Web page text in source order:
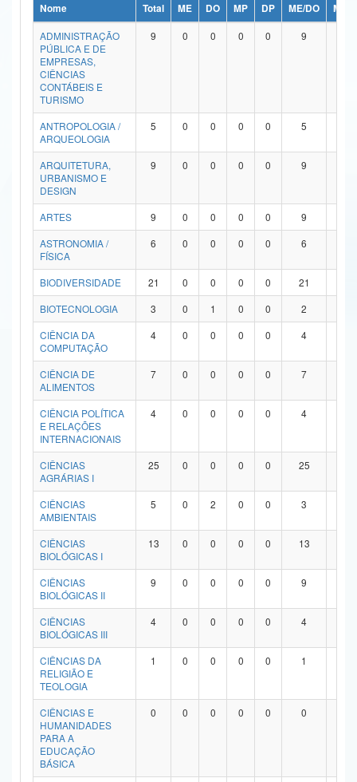
Ministério da Ciência, Tecnologia, Inovações e Comunicações
Ministério do Meio Ambiente
Ministério do Turismo
Ministério do Desenvolvimento Regional
Controladoria-Geral da União
Ministério da Mulher, da Família e dos Direitos Humanos
Secretaria de Governo
Advocacia-Geral da União
Banco Central do Brasil
Nome Total ME DO MP DP ME/DO
MP/
ADMINISTRAÇÃO
PÚBLICA E DE
EMPRESAS,
CIÊNCIAS
CONTÁBEIS E
TURISMO
9 0 0 0 0 9
ANTROPOLOGIA /
ARQUEOLOGIA
5 0 0 0 0 5
ARQUITETURA,
URBANISMO E
DESIGN
9 0 0 0 0 9
ARTES 9 0 0 0 0 9
ASTRONOMIA /
FÍSICA
6 0 0 0 0 6
BIODIVERSIDADE 21 0 0 0 0 21
BIOTECNOLOGIA
3 0 1 0 0 2
CIÊNCIA DA
COMPUTAÇÃO
4 0 0 0 0 4
CIÊNCIA DE
ALIMENTOS
7 0 0 0 0 7
CIÊNCIA POLÍTICA
E RELAÇÕES
INTERNACIONAIS
4 0 0 0 0 4
CIÊNCIAS
AGRÁRIAS I
25 0 0 0 0 25
CIÊNCIAS
AMBIENTAIS
5 0 2 0 0 3
CIÊNCIAS
BIOLÓGICAS I
13 0 0 0 0 13
CIÊNCIAS
BIOLÓGICAS II
9 0 0 0 0 9
CIÊNCIAS
BIOLÓGICAS III
4 0 0 0 0 4
CIÊNCIAS DA
RELIGIÃO E
TEOLOGIA
1 0 0 0 0 1
CIÊNCIAS E
HUMANIDADES
PARA A
EDUCAÇÃO
BÁSICA
0 0 0 0 0 0